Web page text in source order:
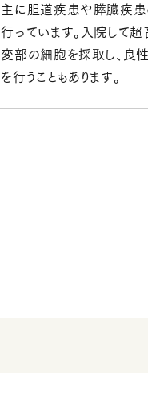
主に胆道疾患や膵臓疾患
行っています。入院して
変部の細胞を採取し、良
を行うこともあります。